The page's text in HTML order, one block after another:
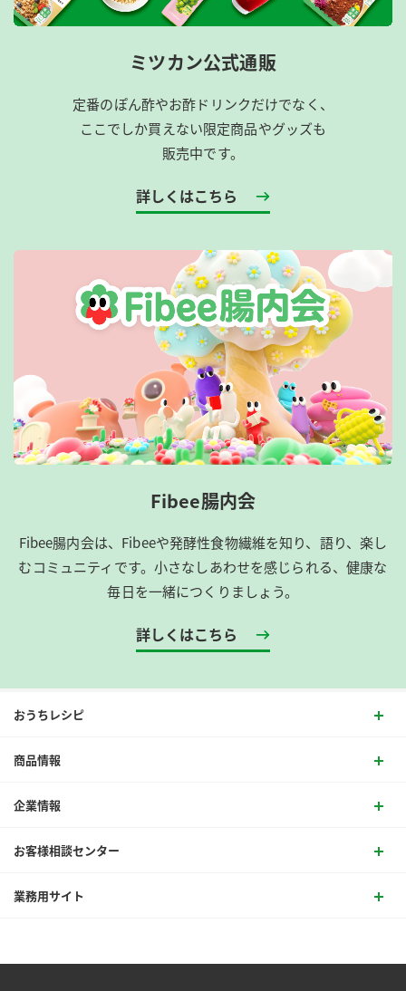
ミツカン公式通販
定番のぽん酢やお酢ドリンクだけでなく、
ここでしか買えない限定商品やグッズも
販売中です。
詳しくはこちら
Fibee腸内会
Fibee腸内会は、​Fibeeや発酵性食物繊維を知り、語り、楽し
むコミュニティです。​小さなしあわせを感じられる、健康な
毎日を一緒につくりましょう。
詳しくはこちら
おうちレシピ
商品情報
企業情報
お客様相談センター
業務用サイト